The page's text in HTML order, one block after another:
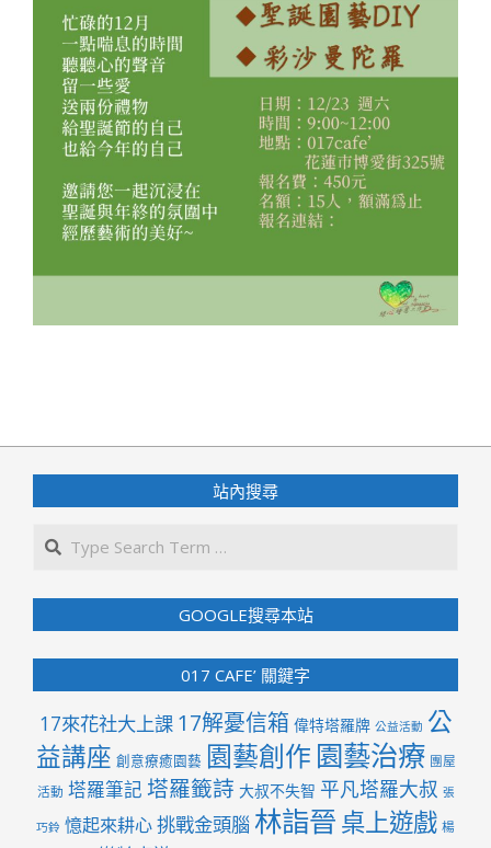
12-
15
站內搜尋
GOOGLE搜尋本站
017 CAFE’ 關鍵字
17來花社大上課 17解憂信箱 偉特塔羅牌 公益活動 公
益講座 創意療癒園藝 園藝創作 園藝治療 團屋
活動 塔羅筆記 塔羅籤詩 大叔不失智 平凡塔羅大叔 張
巧鈴 憶起來耕心挑戰金頭腦 林詣晉桌上遊戲 楊